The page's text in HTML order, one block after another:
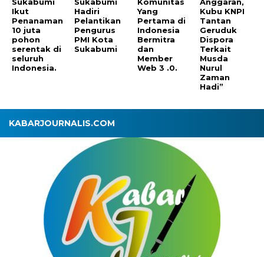
Ikut
Penanaman
10 juta
pohon
serentak di
seluruh
Indonesia.
Hadiri
Pelantikan
Pengurus
PMI Kota
Sukabumi
Yang
Pertama di
Indonesia
Bermitra
dan
Member
Web 3 .0.
Kubu KNPI
Tantan
Geruduk
Dispora
Terkait
Musda
Nurul
Zaman
Hadi”
KABARJOURNALIS.COM